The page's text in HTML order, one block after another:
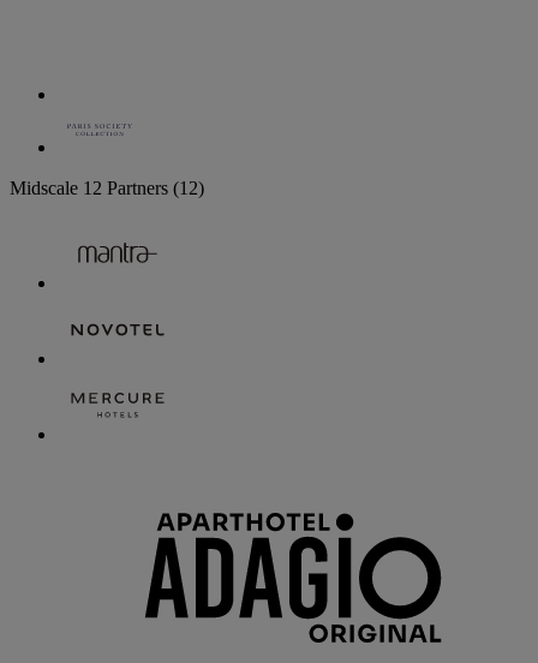
Midscale 12 Partners (12)